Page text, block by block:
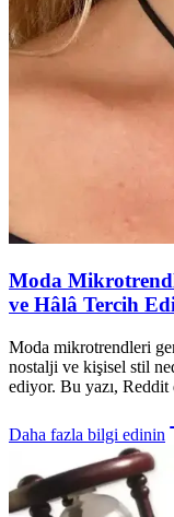
Moda
ve Hâlâ Tercih
Moda mikrotrendleri
nostalji ve kişisel stil
ediyor. Bu yazı,
Daha fazla bilgi edinin